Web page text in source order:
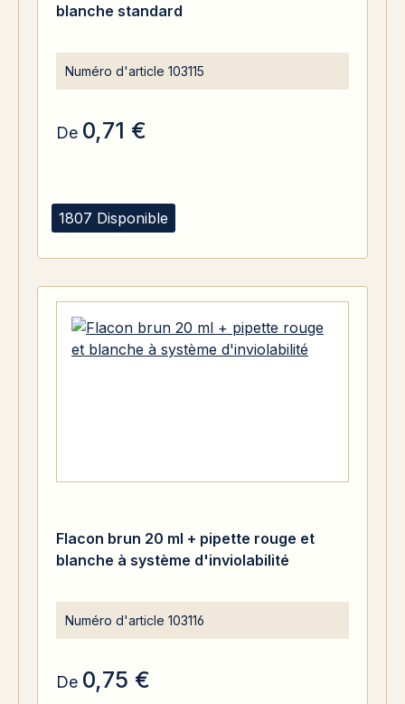
1807 Disponible
blanche standard
Numéro d'article 103115
De 0,71 €
Flacon brun 20 ml + pipette rouge et
blanche à système d'inviolabilité
Numéro d'article 103116
De 0,75 €